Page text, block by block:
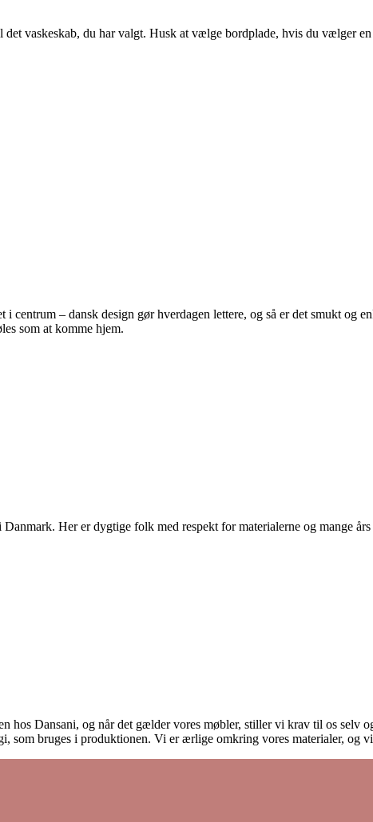
vaskeskab, du har valgt. Husk at vælge bordplade, hvis du vælger en
i centrum – dansk design gør hverdagen lettere, og så er det smukt
som at komme hjem.
Her er dygtige folk med respekt for materialerne og mange
hos Dansani, og når det gælder vores møbler, stiller vi krav til os selv
som bruges i produktionen. Vi er ærlige omkring vores materialer, og